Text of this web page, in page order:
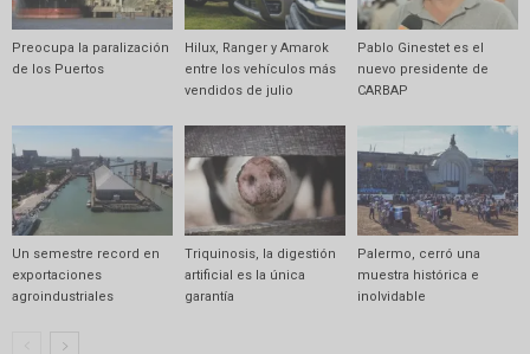
Preocupa la paralización
de los Puertos
Hilux, Ranger y Amarok
entre los vehículos más
vendidos de julio
Pablo Ginestet es el
nuevo presidente de
CARBAP
Un semestre record en
exportaciones
agroindustriales
Triquinosis, la digestión
artificial es la única
garantía
Palermo, cerró una
muestra histórica e
inolvidable